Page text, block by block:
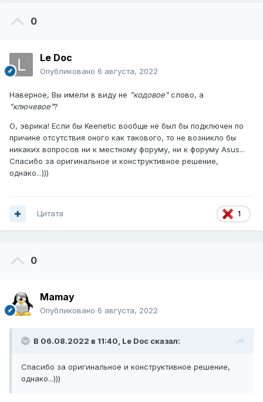
0
Le Doc
Опубликовано 6 августа, 2022
Наверное, Вы имели в виду не "кодовое"слово, а
"ключевое"?
О, эврика! Если бы Keenetic вообще не был бы подключен по
причине отсутствия оного как такового, то не возникло бы
никаких вопросов ни к местному форуму, ни к форуму Asus...
Спасибо за оригинальное и конструктивное решение,
однако...)))
1
Цитата
0
Mamay
Опубликовано 6 августа, 2022
В 06.08.2022 в 11:40, Le Doc сказал:
Спасибо за оригинальное и конструктивное решение,
однако...)))